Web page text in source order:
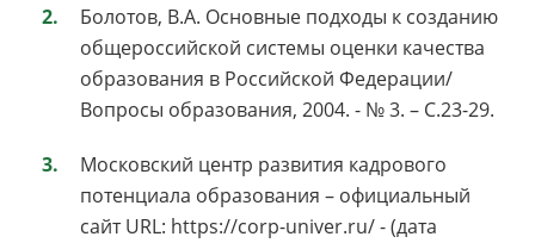
Болотов, В.А. Основные подходы к созданию
общероссийской системы оценки качества
образования в Российской Федерации/
Вопросы образования, 2004. - № 3. – С.23-29.
Московский центр развития кадрового
потенциала образования – официальный
сайт URL: https://corp-univer.ru/ - (дата